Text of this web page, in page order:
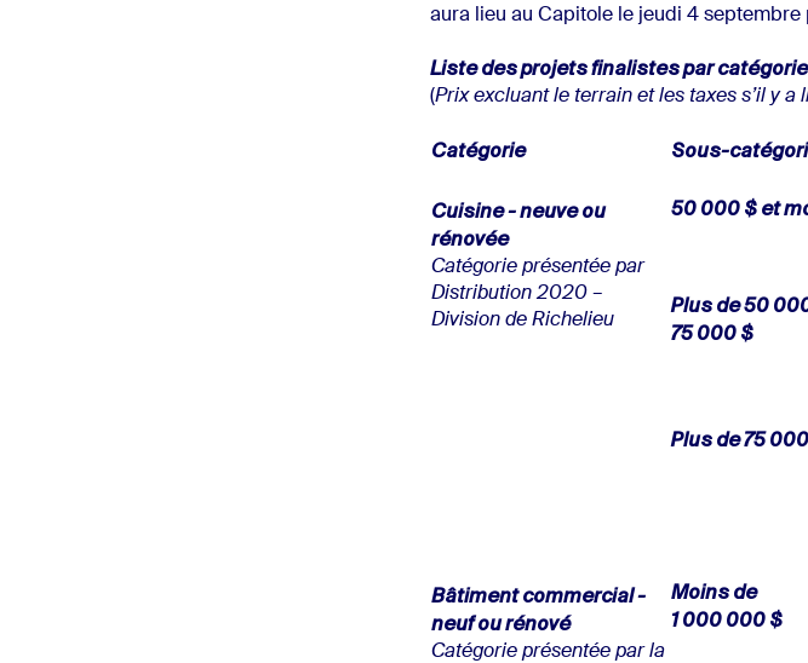
aura lieu au Capitole le jeudi 4 septembre
Liste des projets finalistes par
(Prix excluant le terrain et les taxes s’il y a
Catégorie Sous-
Cuisine - neuve ou
rénovée
Catégorie présentée par
Distribution 2020 –
Division de Richelieu
50000 $ et
Plus de 50
75000 $
Plus de 75
Bâtiment commercial -
neuf ou rénové
Catégorie présentée par la
Moins de
1 000 000 $